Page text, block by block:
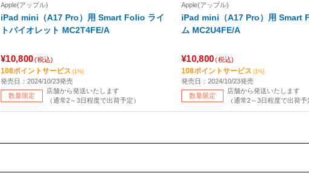
Apple(アップル)
iPad mini（A17 Pro）用 Smart Folio ライ
トバイオレット MC2T4FE/A
¥10,800(税込)
108ポイントサービス (1%)
発売日：2024/10/23発売
数量限定
店舗から発送いたします
（通常2～3日程度で出荷予定）
Apple(アップル)
iPad mini（A17 Pro）用 Smart
ム MC2U4FE/A
¥10,800(税込)
108ポイントサービス (1%)
発売日：2024/10/23発売
数量限定
店舗から発送いたします
（通常2～3日程度で出荷予